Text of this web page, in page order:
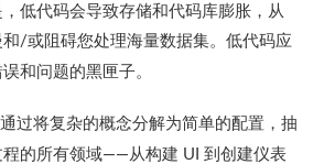
低代码会导致存储和代码库膨胀，从
/或阻碍您处理海量数据集。低代码应
和问题的黑匣子。
过将复杂的概念分解为简单的配置，抽
的所有领域—— 从构建 UI到创建仪表